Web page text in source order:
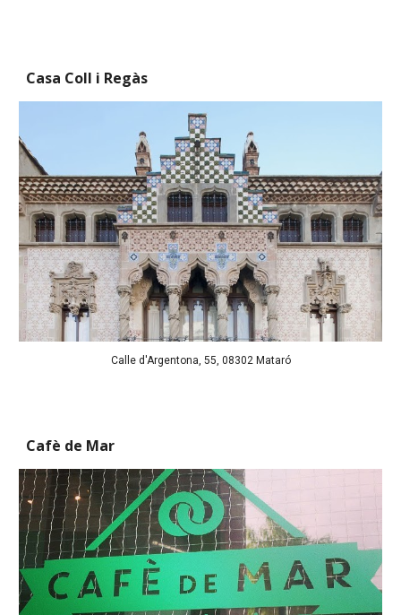
Casa Coll i Regàs
Calle d'Argentona, 55, 08302 Mataró
Cafè de Mar